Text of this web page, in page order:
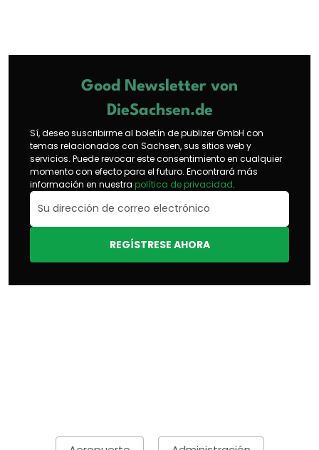
Good Newsletter von
DieSachsen.de
Sí, deseo suscribirme al boletín de publizer GmbH con
temas relacionados con Sachsen, sus sitios web y
servicios. Puede revocar este consentimiento en cualquier
momento con efecto para el futuro. Encontrará más
información en nuestra política de privacidad.
REGÍSTRESE AHORA